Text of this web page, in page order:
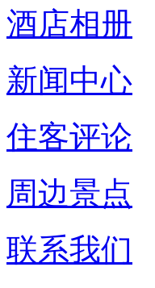
酒店相册
新闻中心
住客评论
周边景点
联系我们